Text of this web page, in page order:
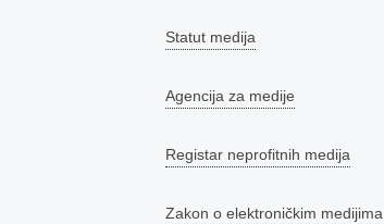
Statut medija
Agencija za medije
Registar neprofitnih medija
Zakon o elektroničkim medijima